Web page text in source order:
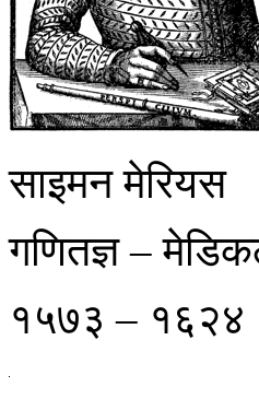
साइमन मेरियस
गणितज्ञ –
१५७३ – १६२४